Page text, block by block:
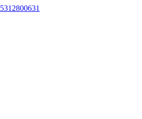
5312800631